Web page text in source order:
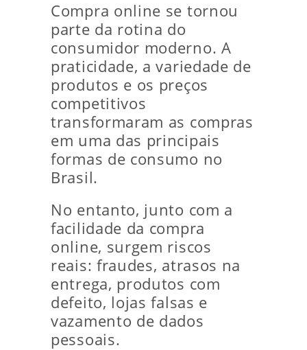
Compra online se tornou
parte da rotina do
consumidor moderno. A
praticidade, a variedade de
produtos e os preços
competitivos
transformaram as compras
em uma das principais
formas de consumo no
Brasil.
No entanto, junto com a
facilidade da compra
online, surgem riscos
reais: fraudes, atrasos na
entrega, produtos com
defeito, lojas falsas e
vazamento de dados
pessoais.